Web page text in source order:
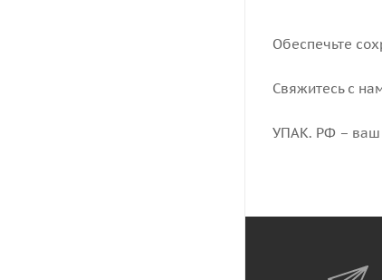
Обеспечьте
Свяжитесь с
УПАК. РФ – ваш